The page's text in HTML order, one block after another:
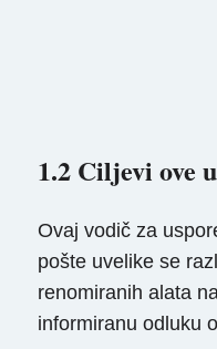
1.2 Ciljevi ove
Ovaj vodič za
pošte uvelike se
renomiranih alata
informiranu odluku